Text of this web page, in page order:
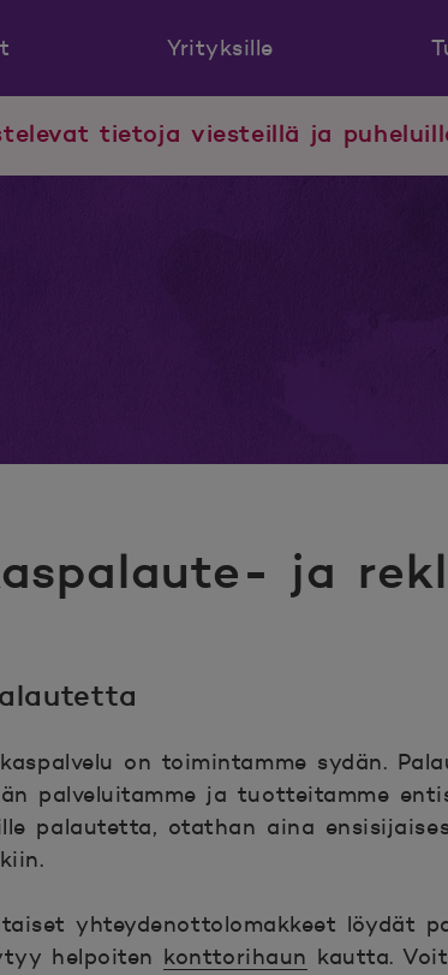
Yrityksille
tietoja viesteillä ja
ja
on toimintamme sydän.
palveluitamme ja tuotteitamme
palautetta, otathan aina
yhteydenottolomakkeet löydät
helpoiten konttorihaun kautta.